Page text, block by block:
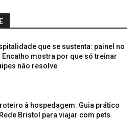
que se sustenta: painel no
Encatho mostra por que só treinar
não resolve
roteiro à hospedagem: Guia prático
Bristol para viajar com pets